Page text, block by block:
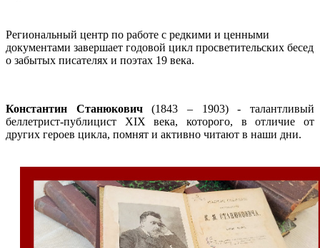
Региональный центр по работе с редкими и ценными
документами завершает годовой цикл просветительских бесед
о забытых писателях и поэтах 19 века.
Константин Станюкович(1843 – 1903) - талантливый
беллетрист-публицист XIX века, которого, в отличие от
других героев цикла, помнят и активно читают в наши дни.